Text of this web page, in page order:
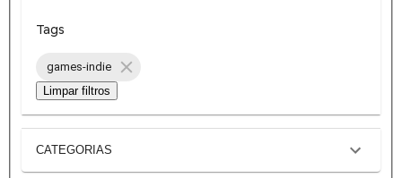
Tags
games-indie
Limpar filtros
CATEGORIAS